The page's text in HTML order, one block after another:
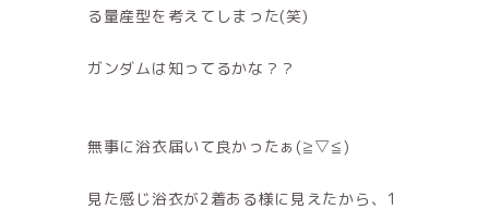
る量産型を考えてしまった(笑)
ガンダムは知ってるかな？？
無事に浴衣届いて良かったぁ(≧▽≦)
見た感じ浴衣が2着ある様に見えたから、1